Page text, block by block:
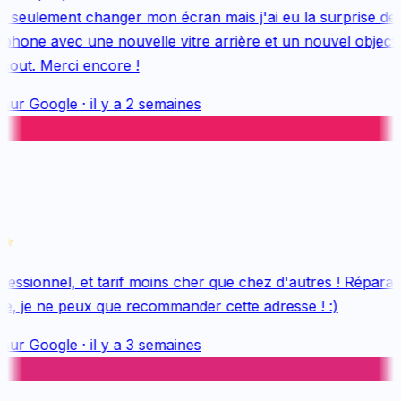
seulement changer mon écran mais j'ai eu la surprise de
avec une nouvelle vitre arrière et un nouvel
Merci encore !
Google· il y a 2 semaines
et tarif moins cher que chez d'autres !
je ne peux que recommander cette adresse ! :)
Google· il y a 3 semaines